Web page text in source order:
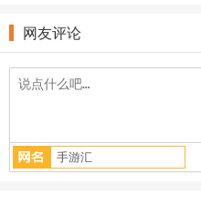
网友评论